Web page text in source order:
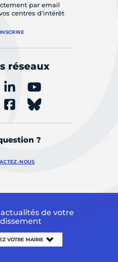
par email
centres d'intérêt
réseaux
?
NOUS
de votre